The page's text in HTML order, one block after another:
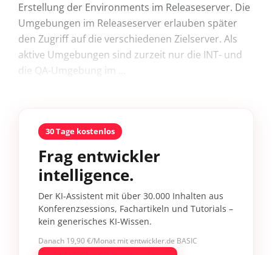
Erstellung der Environments im Release­server. Die
Umgebungen im Release­server erlauben später
den Zugriff auf die verschiedenen Zielserver. Als
aktive Umgebungen sind zurzeit nur die INT- und
die QA-Umgebung im ...
30 Tage kostenlos
Frag entwickler
intelligence.
Der KI-Assistent mit über 30.000 Inhalten aus
Konferenzsessions, Fachartikeln und Tutorials –
kein generisches KI-Wissen.
Danach 19,90 €/Monat mit entwickler.de BASIC